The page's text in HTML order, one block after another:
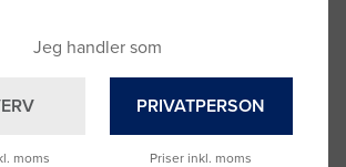
moms Fragt 49 DKK inkl. moms
Jeg handler som
moms
PRIVATPERSON
Priser inkl. moms